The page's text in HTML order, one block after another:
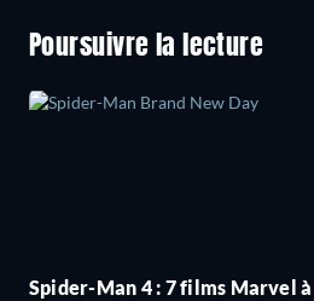
Poursuivre la lecture
Spider-Man 4 : 7 films Marvel